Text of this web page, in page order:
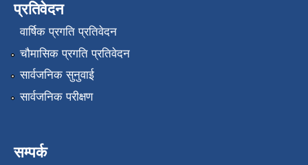
प्रतिवेदन
वार्षिक प्रगति प्रतिवेदन
चौमासिक प्रगति प्रतिवेदन
सार्वजनिक सुनुवाई
सार्वजनिक परीक्षण
सम्पर्क